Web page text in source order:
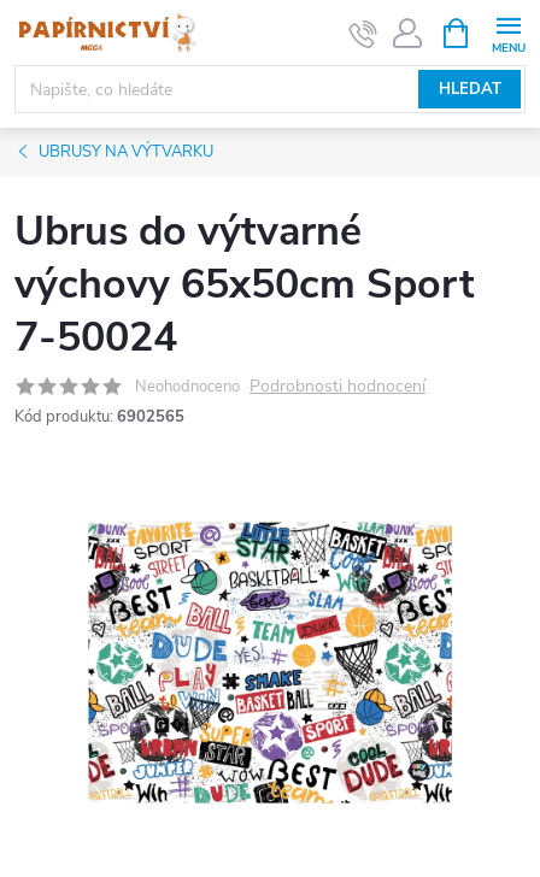
obsah
HLEDAT
NÁKUPNÍ
KOŠÍK
UBRUSY NA VÝTVARKU
Ubrus do výtvarné
výchovy 65x50cm Sport
7-50024
Neohodnoceno Podrobnosti hodnocení
Kód produktu: 6902565